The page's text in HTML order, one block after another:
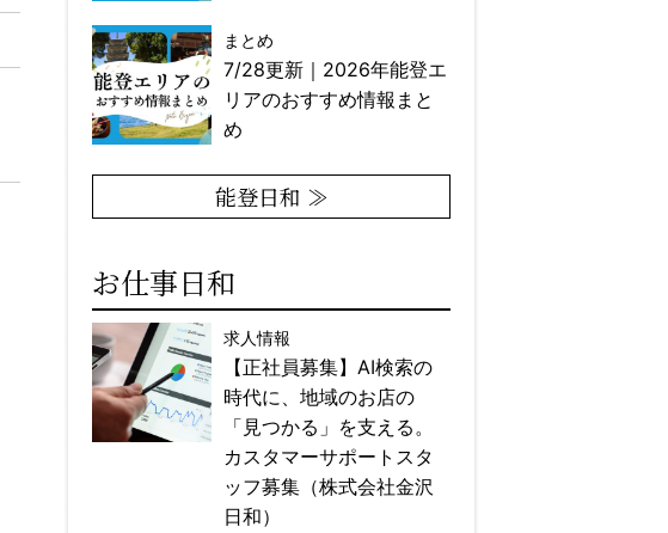
まとめ
7/28更新｜2026年能登エ
リアのおすすめ情報まと
め
能登日和 ≫
お仕事日和
求人情報
【正社員募集】AI検索の
時代に、地域のお店の
「見つかる」を支える。
カスタマーサポートスタ
ッフ募集（株式会社金沢
日和）